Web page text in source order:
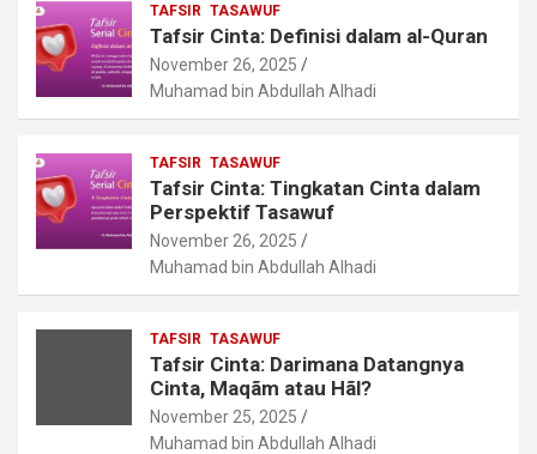
TAFSIR TASAWUF
Tafsir Cinta: Definisi dalam al-Quran
November 26, 2025
Muhamad bin Abdullah Alhadi
TAFSIR TASAWUF
Tafsir Cinta: Tingkatan Cinta dalam
Perspektif Tasawuf
November 26, 2025
Muhamad bin Abdullah Alhadi
TAFSIR TASAWUF
Tafsir Cinta: Darimana Datangnya
Cinta, Maqãm atau Hãl?
November 25, 2025
Muhamad bin Abdullah Alhadi